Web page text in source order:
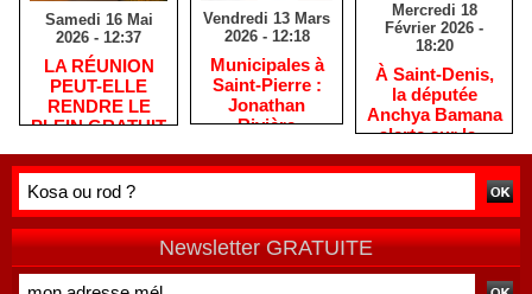
Samedi 16 Mai
2026 - 12:37
​LA RÉUNION
PEUT-ELLE
RENDRE LE
PLEIN GRATUIT
Vendredi 13 Mars
2026 - 12:18
​Municipales à
Saint-Pierre :
Jonathan
Rivière
habitants après
de terrain
Mercredi 18
Février 2026 -
18:20
​À Saint-Denis,
la députée
Anchya Bamana
alerte sur la «
double peine »
vécue par
Newsletter GRATUITE